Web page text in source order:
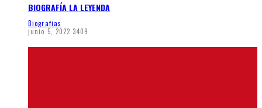
BIOGRAFÍA LA LEYENDA
Biografias
junio 5, 2022 3409